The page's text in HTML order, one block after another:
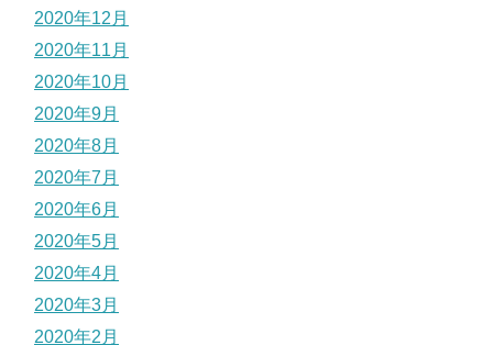
2020年12月
2020年11月
2020年10月
2020年9月
2020年8月
2020年7月
2020年6月
2020年5月
2020年4月
2020年3月
2020年2月